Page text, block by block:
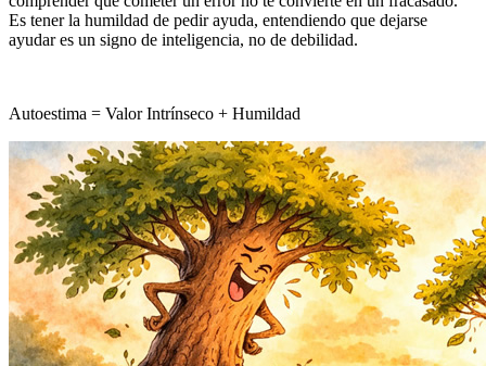
Es tener la humildad de pedir ayuda, entendiendo que dejarse
ayudar es un signo de inteligencia, no de debilidad.
Autoestima = Valor Intrínseco + Humildad